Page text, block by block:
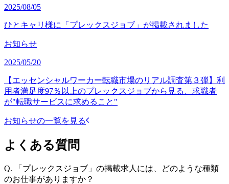
2025/08/05
ひとキャリ様に「プレックスジョブ」が掲載されました
お知らせ
2025/05/20
【エッセンシャルワーカー転職市場のリアル調査第３弾】利
用者満足度97％以上のプレックスジョブから見る、求職者
が"転職サービスに求めること"
お知らせの一覧を見る
よくある質問
Q.
「プレックスジョブ」の掲載求人には、どのような種類
のお仕事がありますか？